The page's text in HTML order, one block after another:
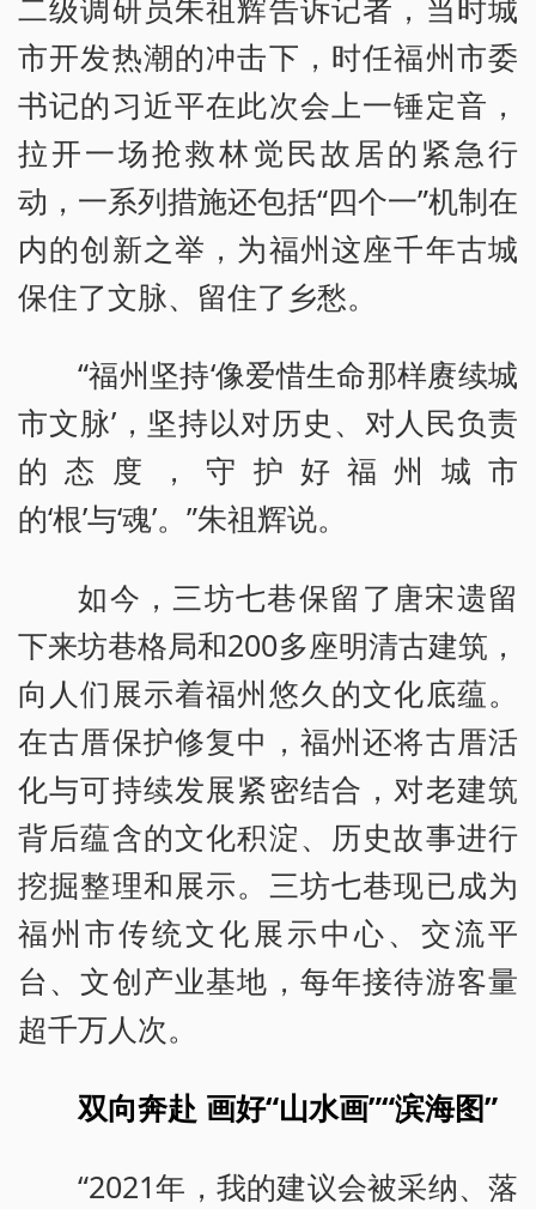
市开发热潮的冲击下，时任福州市委
书记的习近平在此次会上一锤定音，
拉开一场抢救林觉民故居的紧急行
动，一系列措施还包括“四个一”机制在
内的创新之举，为福州这座千年古城
保住了文脉、留住了乡愁。
“福州坚持‘像爱惜生命那样赓续城
市文脉’，坚持以对历史、对人民负责
的态度，守护好福州城市
的‘根’与‘魂’。”朱祖辉说。
如今，三坊七巷保留了唐宋遗留
下来坊巷格局和200多座明清古建筑，
向人们展示着福州悠久的文化底蕴。
在古厝保护修复中，福州还将古厝活
化与可持续发展紧密结合，对老建筑
背后蕴含的文化积淀、历史故事进行
挖掘整理和展示。三坊七巷现已成为
福州市传统文化展示中心、交流平
台、文创产业基地，每年接待游客量
超千万人次。
双向奔赴 画好“山水画”“滨海图”
“2021年，我的建议会被采纳、落